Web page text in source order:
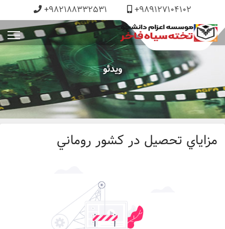
+982188332531 +989127104102
ویدئو
مزاياي تحصيل در كشور روماني